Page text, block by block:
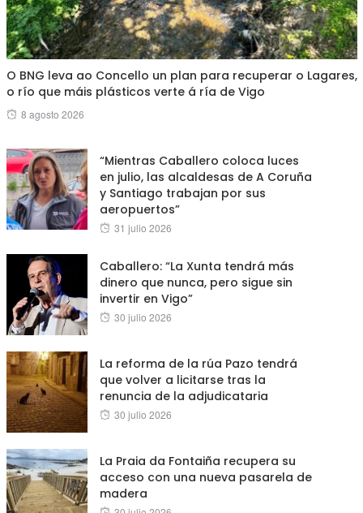
O BNG leva ao Concello un plan para recuperar o Lagares,
o río que máis plásticos verte á ría de Vigo
Posted
8 agosto 2026
“Mientras Caballero coloca luces
en julio, las alcaldesas de A Coruña
y Santiago trabajan por sus
aeropuertos”
Posted
31 julio 2026
Caballero: “La Xunta tendrá más
dinero que nunca, pero sigue sin
invertir en Vigo”
Posted
30 julio 2026
La reforma de la rúa Pazo tendrá
que volver a licitarse tras la
renuncia de la adjudicataria
Posted
30 julio 2026
La Praia da Fontaiña recupera su
acceso con una nueva pasarela de
madera